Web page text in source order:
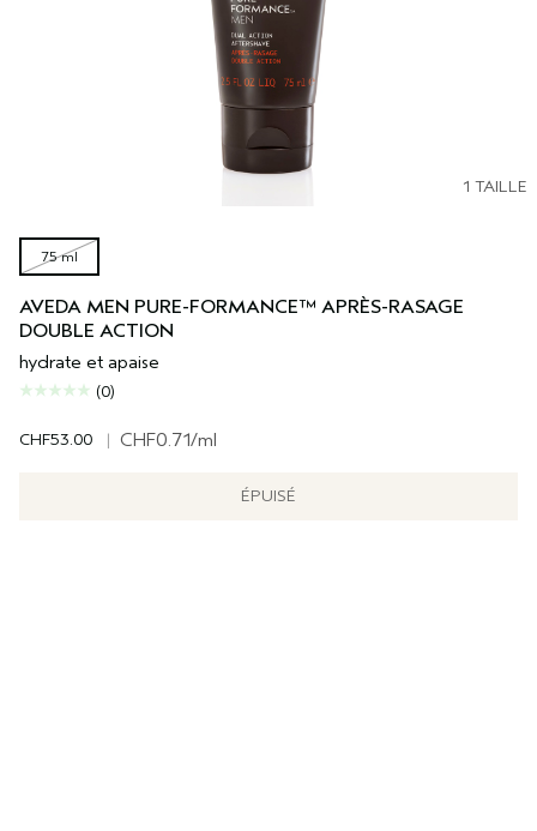
1 TAILLE
75 ml
AVEDA MEN PURE-FORMANCE™ APRÈS-RASAGE
DOUBLE ACTION
hydrate et apaise
(0)
CHF53.00 | CHF0.71/ml
ÉPUISÉ